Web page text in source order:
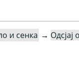
и сенка → Одсјај